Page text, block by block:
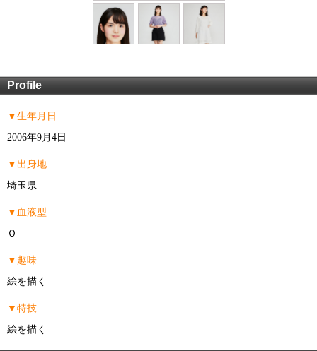
Profile
▼生年月日
2006年9月4日
▼出身地
埼玉県
▼血液型
Ｏ
▼趣味
絵を描く
▼特技
絵を描く